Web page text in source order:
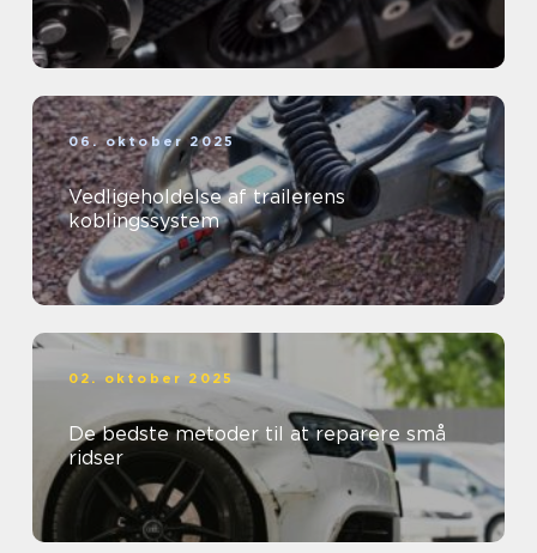
06. oktober 2025
Vedligeholdelse af trailerens
koblingssystem
02. oktober 2025
De bedste metoder til at reparere små
ridser